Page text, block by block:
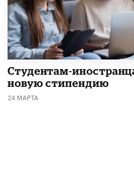
Студентам-
новую стипендию
24 МАРТА